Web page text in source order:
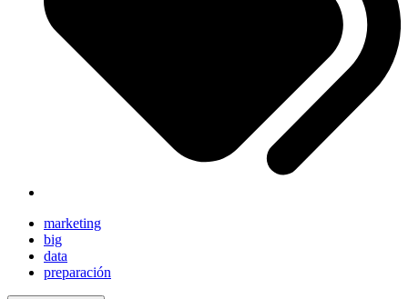
marketing
big
data
preparación